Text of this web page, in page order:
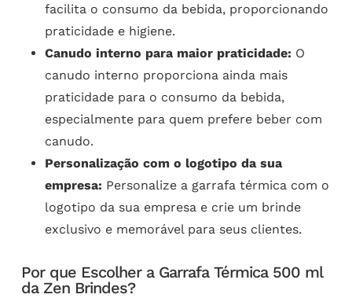
facilita o consumo da bebida, proporcionando
praticidade e higiene.
Canudo interno para maior praticidade: O
canudo interno proporciona ainda mais
praticidade para o consumo da bebida,
especialmente para quem prefere beber com
canudo.
Personalização com o logotipo da sua
empresa: Personalize a garrafa térmica com o
logotipo da sua empresa e crie um brinde
exclusivo e memorável para seus clientes.
Por que Escolher a Garrafa Térmica 500 ml
da Zen Brindes?